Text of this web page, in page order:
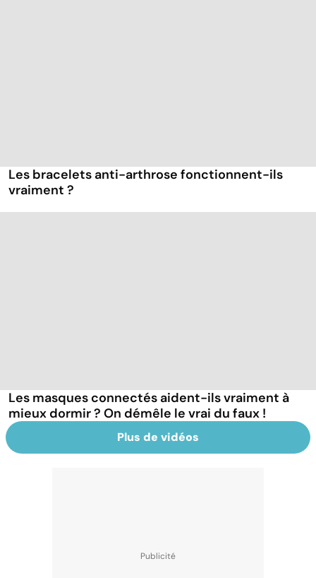
Les bracelets anti-arthrose fonctionnent-ils
vraiment ?
Les masques connectés aident-ils vraiment à
mieux dormir ? On démêle le vrai du faux !
Plus de vidéos